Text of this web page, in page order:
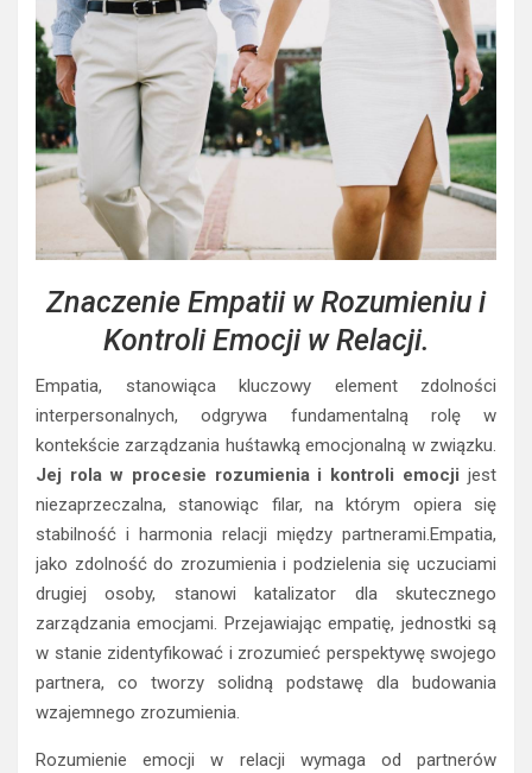
Znaczenie Empatii w Rozumieniu i
Kontroli Emocji w Relacji.
Empatia, stanowiąca kluczowy element zdolności
interpersonalnych, odgrywa fundamentalną rolę w
kontekście zarządzania huśtawką emocjonalną w związku.
Jej rola w procesie rozumienia i kontroli emocji jest
niezaprzeczalna, stanowiąc filar, na którym opiera się
stabilność i harmonia relacji między partnerami.Empatia,
jako zdolność do zrozumienia i podzielenia się uczuciami
drugiej osoby, stanowi katalizator dla skutecznego
zarządzania emocjami. Przejawiając empatię, jednostki są
w stanie zidentyfikować i zrozumieć perspektywę swojego
partnera, co tworzy solidną podstawę dla budowania
wzajemnego zrozumienia.
Rozumienie emocji w relacji wymaga od partnerów